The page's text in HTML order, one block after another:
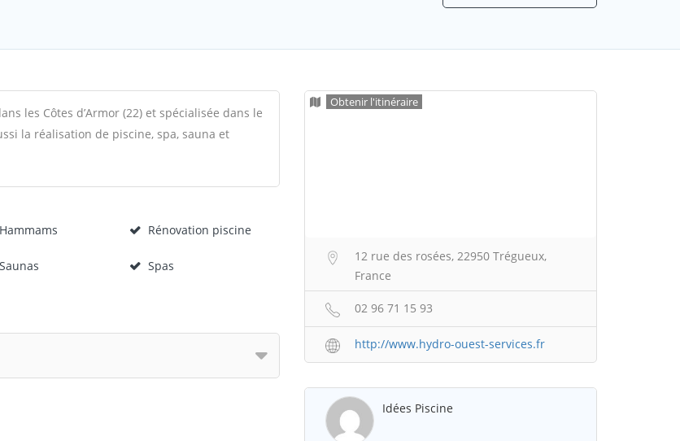
les Côtes d’Armor (22) et spécialisée dans le
la réalisation de piscine, spa, sauna et
Hammams Rénovation piscine
Saunas Spas
Obtenir l'itinéraire
12 rue des rosées, 22950 Trégueux,
France
02 96 71 15 93
http://www.hydro-ouest-services.fr
Idées Piscine